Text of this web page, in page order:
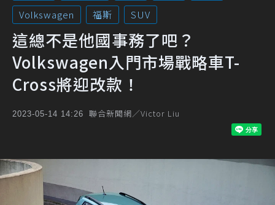
Volkswagen
福斯 SUV
這總不是他國事務了吧？
Volkswagen入門市場戰略車T-
Cross將迎改款！
2023-05-14 14:26 聯合新聞網／Victor Liu